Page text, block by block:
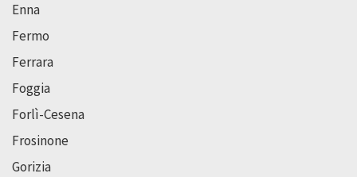
Enna
Fermo
Ferrara
Foggia
Forlì-Cesena
Frosinone
Gorizia